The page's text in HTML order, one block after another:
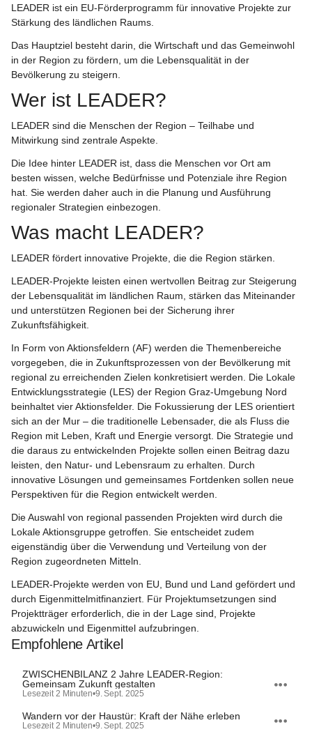
LEADER ist ein EU-Förderprogramm für innovative Projekte zur
Stärkung des ländlichen Raums.
Das Hauptziel besteht darin, die Wirtschaft und das Gemeinwohl
in der Region zu fördern, um die Lebensqualität in der
Bevölkerung zu steigern.
Wer ist LEADER?
LEADER sind die Menschen der Region – Teilhabe und
Mitwirkung sind zentrale Aspekte.
Die Idee hinter LEADER ist, dass die Menschen vor Ort am
besten wissen, welche Bedürfnisse und Potenziale ihre Region
hat. Sie werden daher auch in die Planung und Ausführung
regionaler Strategien einbezogen.
Was macht LEADER?
LEADER fördert innovative Projekte, die die Region stärken.
LEADER-Projekte leisten einen wertvollen Beitrag zur Steigerung
der Lebensqualität im ländlichen Raum, stärken das Miteinander
und unterstützen Regionen bei der Sicherung ihrer
Zukunftsfähigkeit.
In Form von Aktionsfeldern (AF) werden die Themenbereiche
vorgegeben, die in Zukunftsprozessen von der Bevölkerung mit
regional zu erreichenden Zielen konkretisiert werden. Die Lokale
Entwicklungsstrategie (LES) der Region Graz-Umgebung Nord
beinhaltet vier Aktionsfelder. Die Fokussierung der LES orientiert
sich an der Mur – die traditionelle Lebensader, die als Fluss die
Region mit Leben, Kraft und Energie versorgt. Die Strategie und
die daraus zu entwickelnden Projekte sollen einen Beitrag dazu
leisten, den Natur- und Lebensraum zu erhalten. Durch
innovative Lösungen und gemeinsames Fortdenken sollen neue
Perspektiven für die Region entwickelt werden.
Die Auswahl von regional passenden Projekten wird durch die
Lokale Aktionsgruppe getroffen. Sie entscheidet zudem
eigenständig über die Verwendung und Verteilung von der
Region zugeordneten Mitteln.
LEADER-Projekte werden von EU, Bund und Land gefördert und
durch Eigenmittelmitfinanziert. Für Projektumsetzungen sind
Projektträger erforderlich, die in der Lage sind, Projekte
abzuwickeln und Eigenmittel aufzubringen.
Empfohlene Artikel
ZWISCHENBILANZ 2 Jahre LEADER-Region:
Gemeinsam Zukunft gestalten
Lesezeit 2 Minuten•9. Sept. 2025
Wandern vor der Haustür: Kraft der Nähe erleben
Lesezeit 2 Minuten•9. Sept. 2025